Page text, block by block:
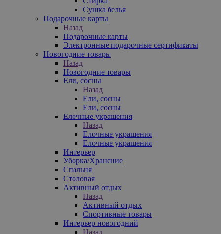
Сушка белья
Подарочные карты
Назад
Подарочные карты
Электронные подарочные сертификаты
Новогодние товары
Назад
Новогодние товары
Ели, сосны
Назад
Ели, сосны
Ели, сосны
Елочные украшения
Назад
Елочные украшения
Елочные украшения
Интерьер
Уборка/Хранение
Спальня
Столовая
Активный отдых
Назад
Активный отдых
Спортивные товары
Интерьер новогодний
Назад